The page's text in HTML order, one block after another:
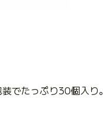
でたっぷり30個入り。